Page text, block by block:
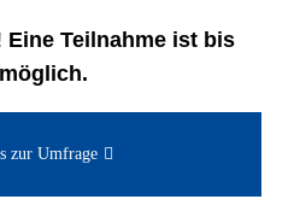
Eine Teilnahme ist bis
zur Umfrage